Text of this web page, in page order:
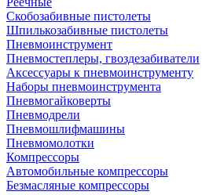
Скобозабивные пистолеты
Шпилькозабивные пистолеты
Пневмоинструмент
Пневмостеплеры, гвоздезабиватели
Аксессуары к пневмоинструменту
Наборы пневмоинструмента
Пневмогайковерты
Пневмодрели
Пневмошлифмашины
Пневмомолотки
Компрессоры
Автомобильные компрессоры
Безмасляные компрессоры